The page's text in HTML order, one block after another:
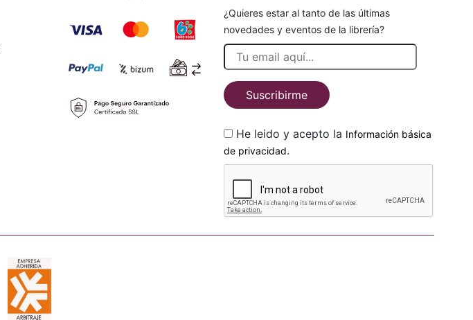
¿Quieres estar al tanto de las últimas
novedades y eventos de la librería?
Suscribirme
He leido y acepto la Información básica
de privacidad.